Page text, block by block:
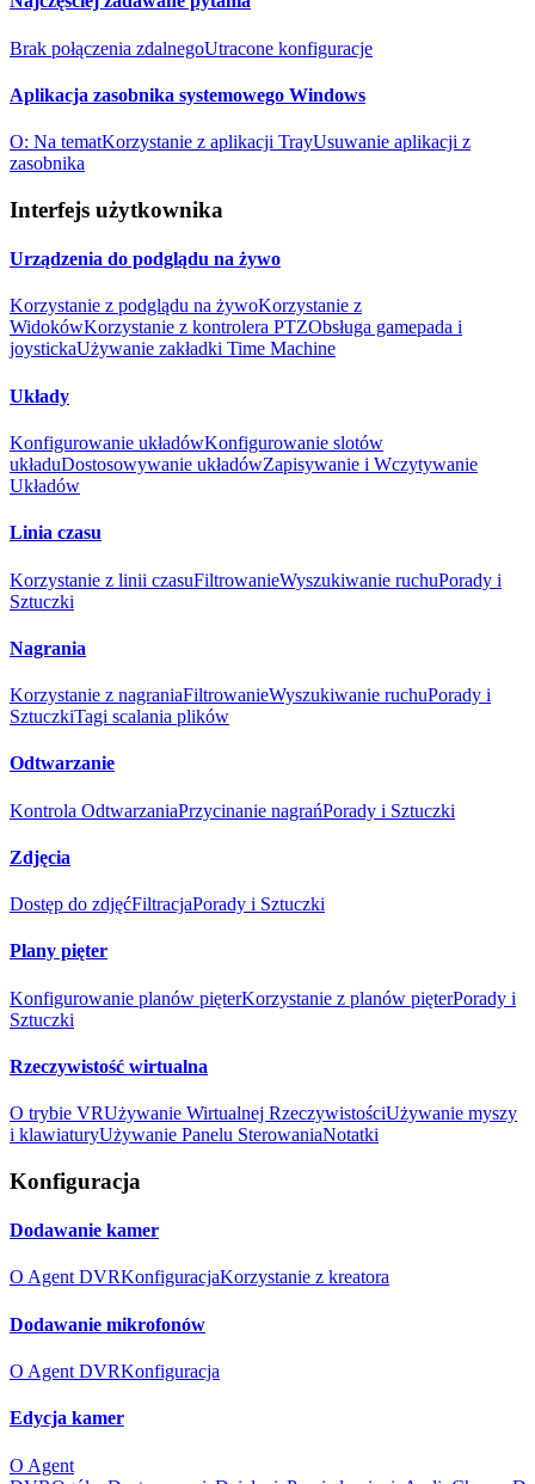
Brak połączenia zdalnegoUtracone konfiguracje
Aplikacja zasobnika systemowego Windows
O: Na tematKorzystanie z aplikacji TrayUsuwanie aplikacji z
zasobnika
Interfejs użytkownika
Urządzenia do podglądu na żywo
Korzystanie z podglądu na żywoKorzystanie z
WidokówKorzystanie z kontrolera PTZObsługa gamepada i
joystickaUżywanie zakładki Time Machine
Układy
Konfigurowanie układówKonfigurowanie slotów
układuDostosowywanie układówZapisywanie i Wczytywanie
Układów
Linia czasu
Korzystanie z linii czasuFiltrowanieWyszukiwanie ruchuPorady i
Sztuczki
Nagrania
Korzystanie z nagraniaFiltrowanieWyszukiwanie ruchuPorady i
SztuczkiTagi scalania plików
Odtwarzanie
Kontrola OdtwarzaniaPrzycinanie nagrańPorady i Sztuczki
Zdjęcia
Dostęp do zdjęćFiltracjaPorady i Sztuczki
Plany pięter
Konfigurowanie planów pięterKorzystanie z planów pięterPorady i
Sztuczki
Rzeczywistość wirtualna
O trybie VRUżywanie Wirtualnej RzeczywistościUżywanie myszy
i klawiaturyUżywanie Panelu SterowaniaNotatki
Konfiguracja
Dodawanie kamer
O Agent DVRKonfiguracjaKorzystanie z kreatora
Dodawanie mikrofonów
O Agent DVRKonfiguracja
Edycja kamer
O Agent